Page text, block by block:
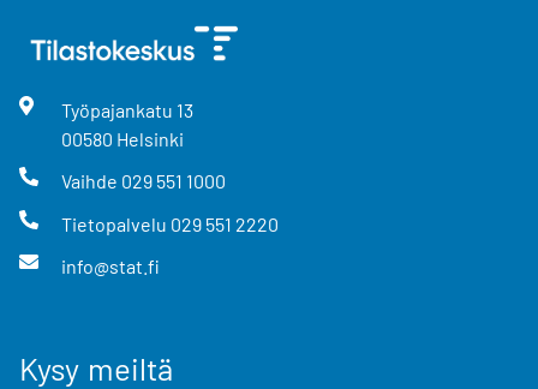
Työpajankatu 13
00580 Helsinki
Vaihde 029 551 1000
Tietopalvelu 029 551 2220
info@stat.fi
Kysy meiltä